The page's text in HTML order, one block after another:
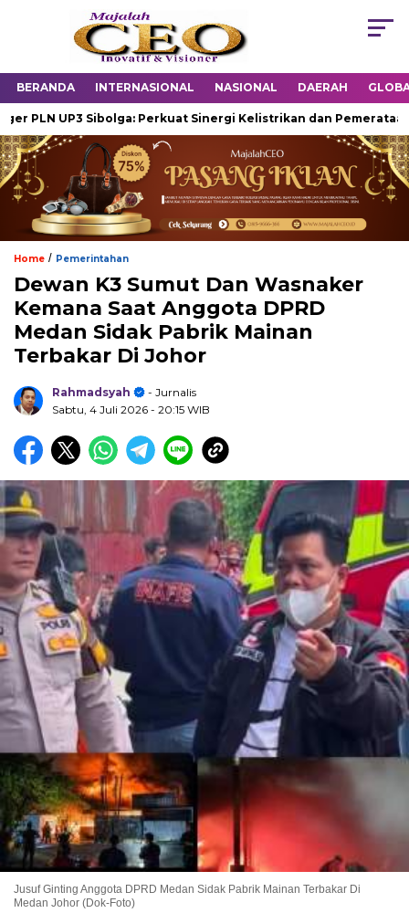
BERANDA INTERNASIONAL NASIONAL DAERAH
UP3 Sibolga: Perkuat Sinergi Kelistrikan dan Pemerataan
Home / Pemerintahan
Dewan K3 Sumut Dan Wasnaker
Kemana Saat Anggota DPRD
Medan Sidak Pabrik Mainan
Terbakar Di Johor
Rahmadsyah
- Jurnalis
Sabtu, 4 Juli 2026 - 20:15 WIB
Jusuf Ginting Anggota DPRD Medan Sidak Pabrik Mainan Terbakar Di
Medan Johor (Dok-Foto)